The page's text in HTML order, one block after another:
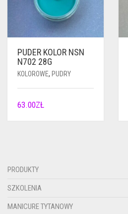
PUDER KOLOR NSN
N702 28G
KOLOROWE, PUDRY
63.00ZŁ
PRODUKTY
SZKOLENIA
MANICURE TYTANOWY